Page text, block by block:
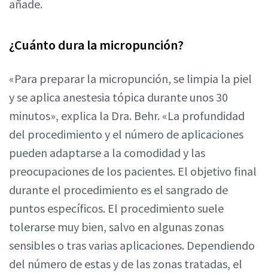
añade.
¿Cuánto dura la micropunción?
«Para preparar la micropunción, se limpia la piel
y se aplica anestesia tópica durante unos 30
minutos», explica la Dra. Behr. «La profundidad
del procedimiento y el número de aplicaciones
pueden adaptarse a la comodidad y las
preocupaciones de los pacientes. El objetivo final
durante el procedimiento es el sangrado de
puntos específicos. El procedimiento suele
tolerarse muy bien, salvo en algunas zonas
sensibles o tras varias aplicaciones. Dependiendo
del número de estas y de las zonas tratadas, el